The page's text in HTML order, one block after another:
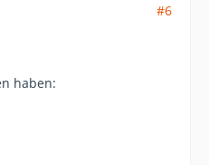
#6
haben: